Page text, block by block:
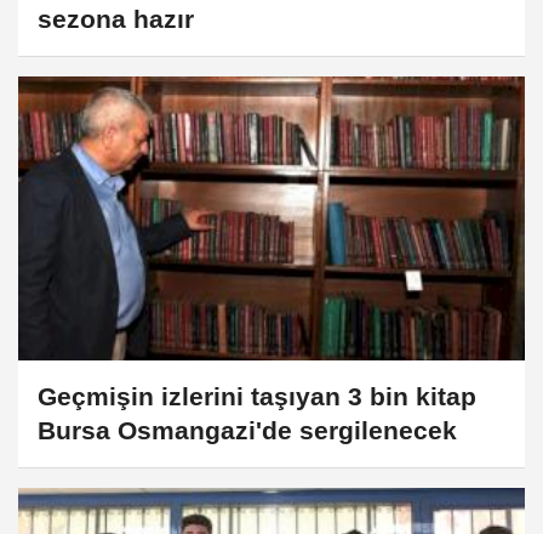
sezona hazır
Geçmişin izlerini taşıyan 3 bin kitap
Bursa Osmangazi'de sergilenecek